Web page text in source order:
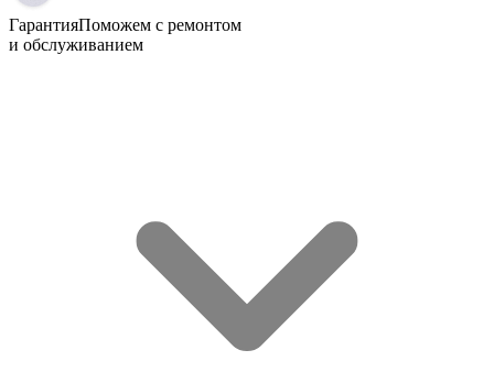
ГарантияПоможем с ремонтом
и обслуживанием